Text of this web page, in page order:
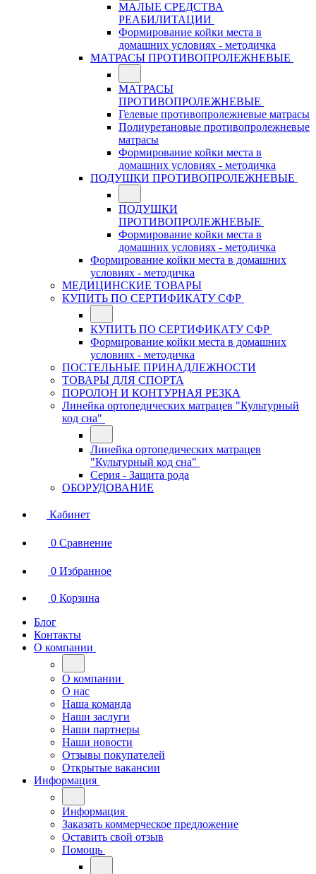
МАЛЫЕ СРЕДСТВА
РЕАБИЛИТАЦИИ
Формирование койки места в
домашних условиях - методичка
МАТРАСЫ ПРОТИВОПРОЛЕЖНЕВЫЕ
МАТРАСЫ
ПРОТИВОПРОЛЕЖНЕВЫЕ
Гелевые противопролежневые матрасы
Полиуретановые противопролежневые
матрасы
Формирование койки места в
домашних условиях - методичка
ПОДУШКИ ПРОТИВОПРОЛЕЖНЕВЫЕ
ПОДУШКИ
ПРОТИВОПРОЛЕЖНЕВЫЕ
Формирование койки места в
домашних условиях - методичка
Формирование койки места в домашних
условиях - методичка
МЕДИЦИНСКИЕ ТОВАРЫ
КУПИТЬ ПО СЕРТИФИКАТУ СФР
КУПИТЬ ПО СЕРТИФИКАТУ СФР
Формирование койки места в домашних
условиях - методичка
ПОСТЕЛЬНЫЕ ПРИНАДЛЕЖНОСТИ
ТОВАРЫ ДЛЯ СПОРТА
ПОРОЛОН И КОНТУРНАЯ РЕЗКА
Линейка ортопедических матрацев "Культурный
код сна"
Линейка ортопедических матрацев
"Культурный код сна"
Серия - Защита рода
ОБОРУДОВАНИЕ
Кабинет
0 Сравнение
0 Избранное
0 Корзина
Блог
Контакты
О компании
О компании
О нас
Наша команда
Наши заслуги
Наши партнеры
Наши новости
Отзывы покупателей
Открытые вакансии
Информация
Информация
Заказать коммерческое предложение
Оставить свой отзыв
Помощь